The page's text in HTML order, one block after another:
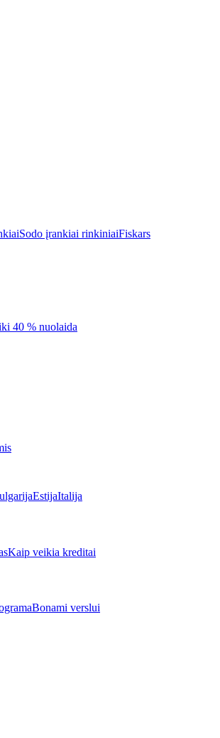
Sodo įrankiai rinkiniaiFiskars
40 % nuolaida
EstijaItalija
Kaip veikia kreditai
Bonami verslui